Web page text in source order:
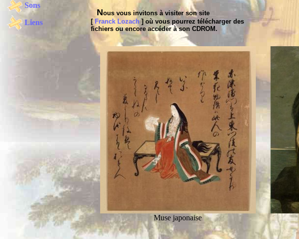
Sons
Liens
Nous vous invitons à visiter son site
[ Franck Lozach] où vous pourrez télécharger des
fichiers ou encore accéder à son CDROM.
Muse japonaise